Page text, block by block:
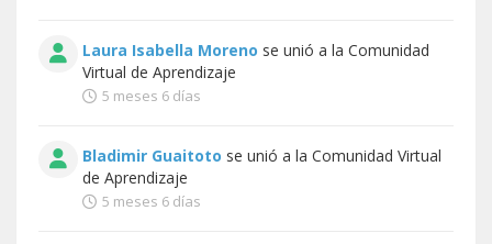
Laura Isabella Moreno se unió a la Comunidad
Virtual de Aprendizaje
5 meses 6 días
Bladimir Guaitoto se unió a la Comunidad Virtual
de Aprendizaje
5 meses 6 días